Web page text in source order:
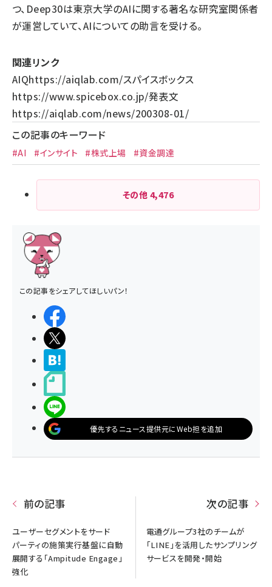
つ、Deep30は東京大学のAIに関する著名な研究室関係者
が運営していて、AIについての助言を受ける。
関連リンク
AIQhttps://aiqlab.com/スパイスボックス
https://www.spicebox.co.jp/発表文
https://aiqlab.com/news/200308-01/
この記事のキーワード
#AI #インサイト #株式上場 #資金調達
その他 4,476
この記事をシェアしてほしいパン！
優先するニュース提供元にWeb担を追加
前の記事
ユーザーセグメントをサード
パーティの施策実行基盤に自動
展開する「Ampitude Engage」
強化
次の記事
電通グループ3社のチームが
「LINE」を活用したサンプリング
サービスを開発・開始